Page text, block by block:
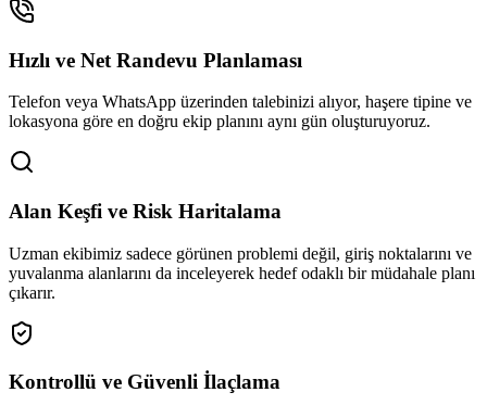
Hızlı ve Net Randevu Planlaması
Telefon veya WhatsApp üzerinden talebinizi alıyor, haşere tipine ve
lokasyona göre en doğru ekip planını aynı gün oluşturuyoruz.
Alan Keşfi ve Risk Haritalama
Uzman ekibimiz sadece görünen problemi değil, giriş noktalarını ve
yuvalanma alanlarını da inceleyerek hedef odaklı bir müdahale planı
çıkarır.
Kontrollü ve Güvenli İlaçlama